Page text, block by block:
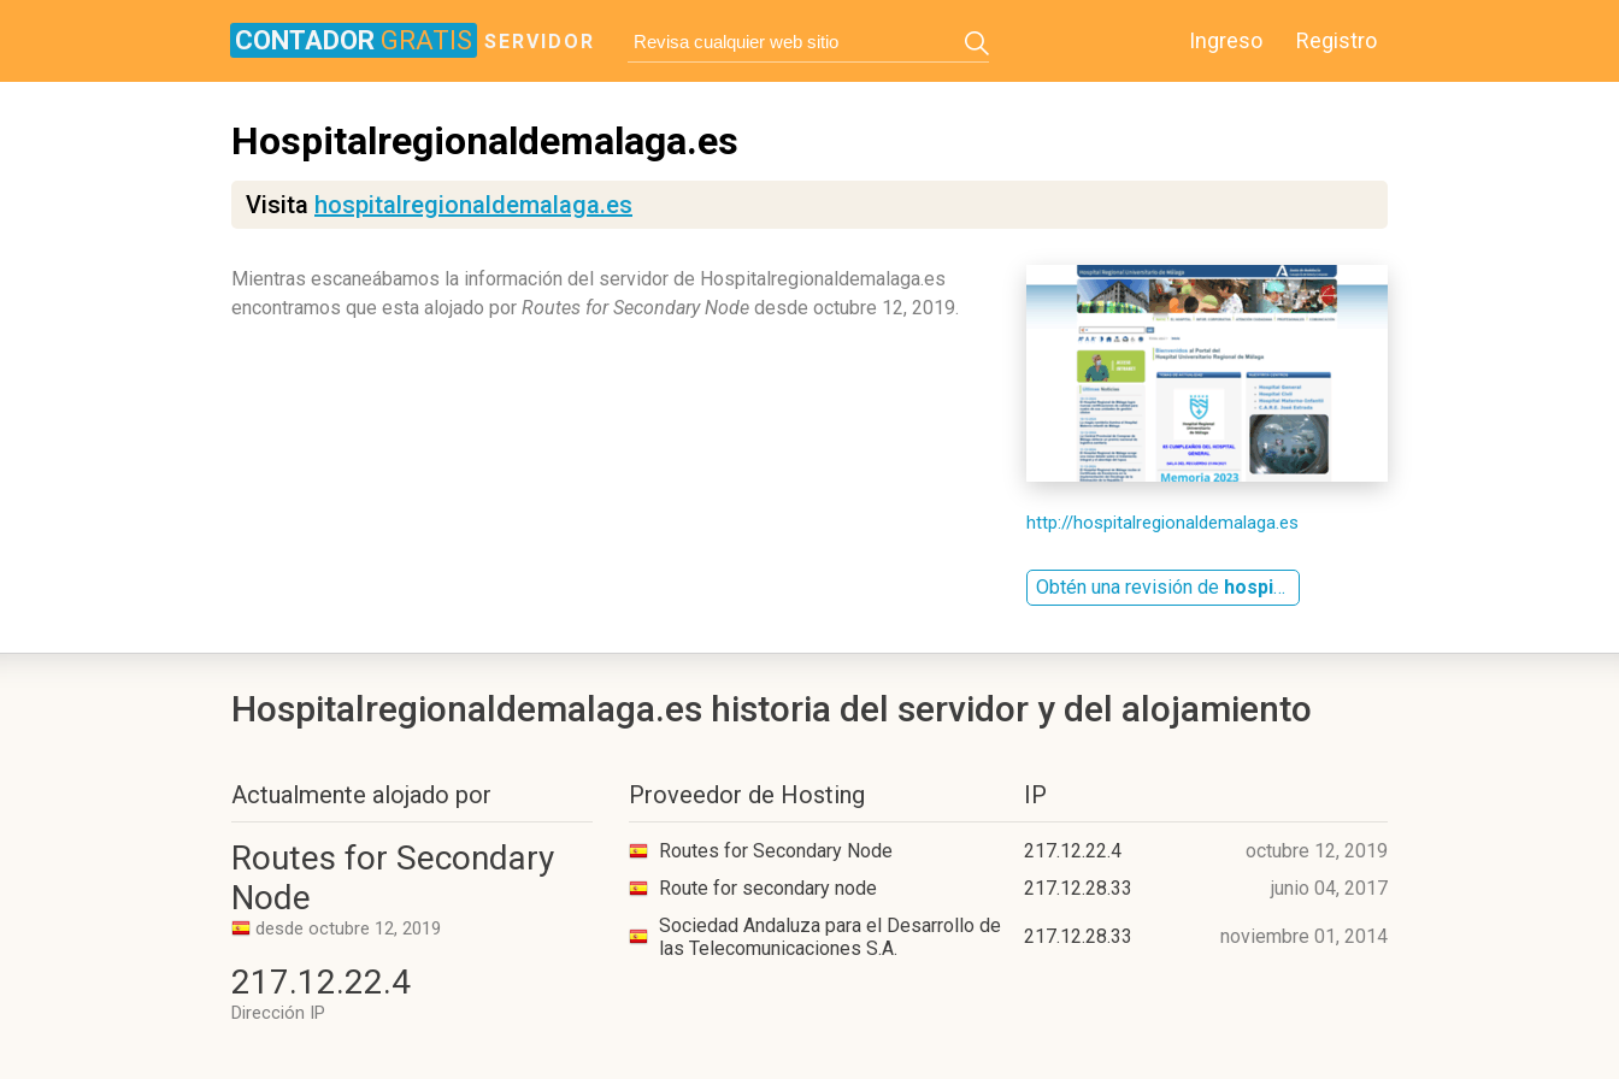
CONTADOR GRATIS SERVIDOR Ingreso Registro
Hospitalregionaldemalaga.es
Visita hospitalregionaldemalaga.es
Mientras escaneábamos la información del servidor de Hospitalregionaldemalaga.es
encontramos que esta alojado por Routes for Secondary Node desde octubre 12, 2019.
http://hospitalregionaldemalaga.es
Obtén una revisión de hospitalregionaldemalaga.es
Hospitalregionaldemalaga.es historia del servidor y del alojamiento
Actualmente alojado por
Routes for Secondary
Node
desde octubre 12, 2019
217.12.22.4
Dirección IP
Proveedor de Hosting IP
Routes for Secondary Node 217.12.22.4
octubre 12, 2019
Route for secondary node
217.12.28.33
junio 04, 2017
Sociedad Andaluza para el Desarrollo de
las Telecomunicaciones S.A.
217.12.28.33 noviembre 01, 2014